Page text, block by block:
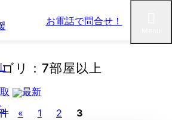
リ：7部屋以上
最新
« 1 2 3
お電話で問合せ！